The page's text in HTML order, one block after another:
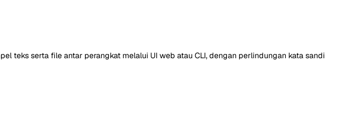
teks serta file antar perangkat melalui UI web atau CLI, dengan perlindungan kata sandi